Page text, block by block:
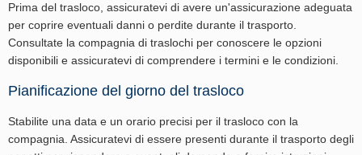
Prima del trasloco, assicuratevi di avere un'assicurazione adeguata
per coprire eventuali danni o perdite durante il trasporto.
Consultate la compagnia di traslochi per conoscere le opzioni
disponibili e assicuratevi di comprendere i termini e le condizioni.
Pianificazione del giorno del trasloco
Stabilite una data e un orario precisi per il trasloco con la
compagnia. Assicuratevi di essere presenti durante il trasporto degli